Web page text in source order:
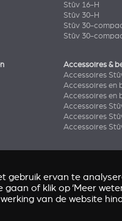
Stûv 16-H
Stûv 30-H
Stûv 30-
Stûv 30-
Accessoires &
Accessoires
Accessoires en
Accessoires en
Accessoires
Accessoires
Accessoires
gebruik ervan te
of klik op ‘Meer
van de website